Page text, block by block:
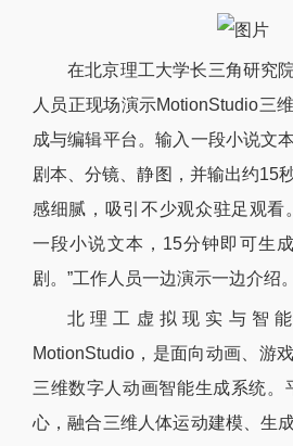
在北京理工大学长三角研究
人员正现场演示MotionStudio三
成与编辑平台。输入一段小说文
剧本、分镜、静图，并输出约15
感细腻，吸引不少观众驻足观看
一段小说文本，15分钟即可生
剧。”工作人员一边演示一边介绍。
北理工虚拟现实与智
MotionStudio，是面向动画、游
三维数字人动画智能生成系统。
心，融合三维人体运动建模、生